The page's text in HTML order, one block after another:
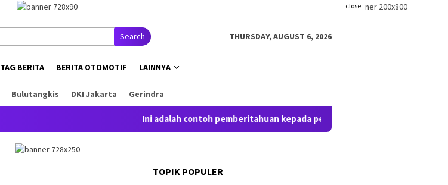
close
Search THURSDAY, AUGUST 6, 2026
TAG BERITA BERITA OTOMOTIF LAINNYA
Bulutangkis DKI Jakarta Gerindra
Ini adalah contoh pemberitahuan kepada pengunjung anda. Bloggingpro adalah
TOPIK POPULER